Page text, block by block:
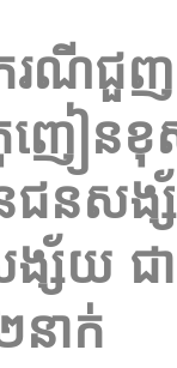
ករណីជួញ
ញៀនខុ
ជនស
ស័យ ជ
ាក់